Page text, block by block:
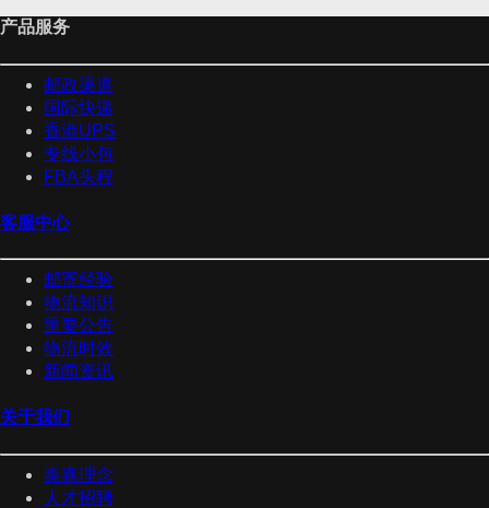
产品服务
邮政渠道
国际快递
香港UPS
专线小包
FBA头程
客服中心
邮寄经验
物流知识
重要公告
物流时效
新闻资讯
关于我们
泰嘉理念
人才招聘